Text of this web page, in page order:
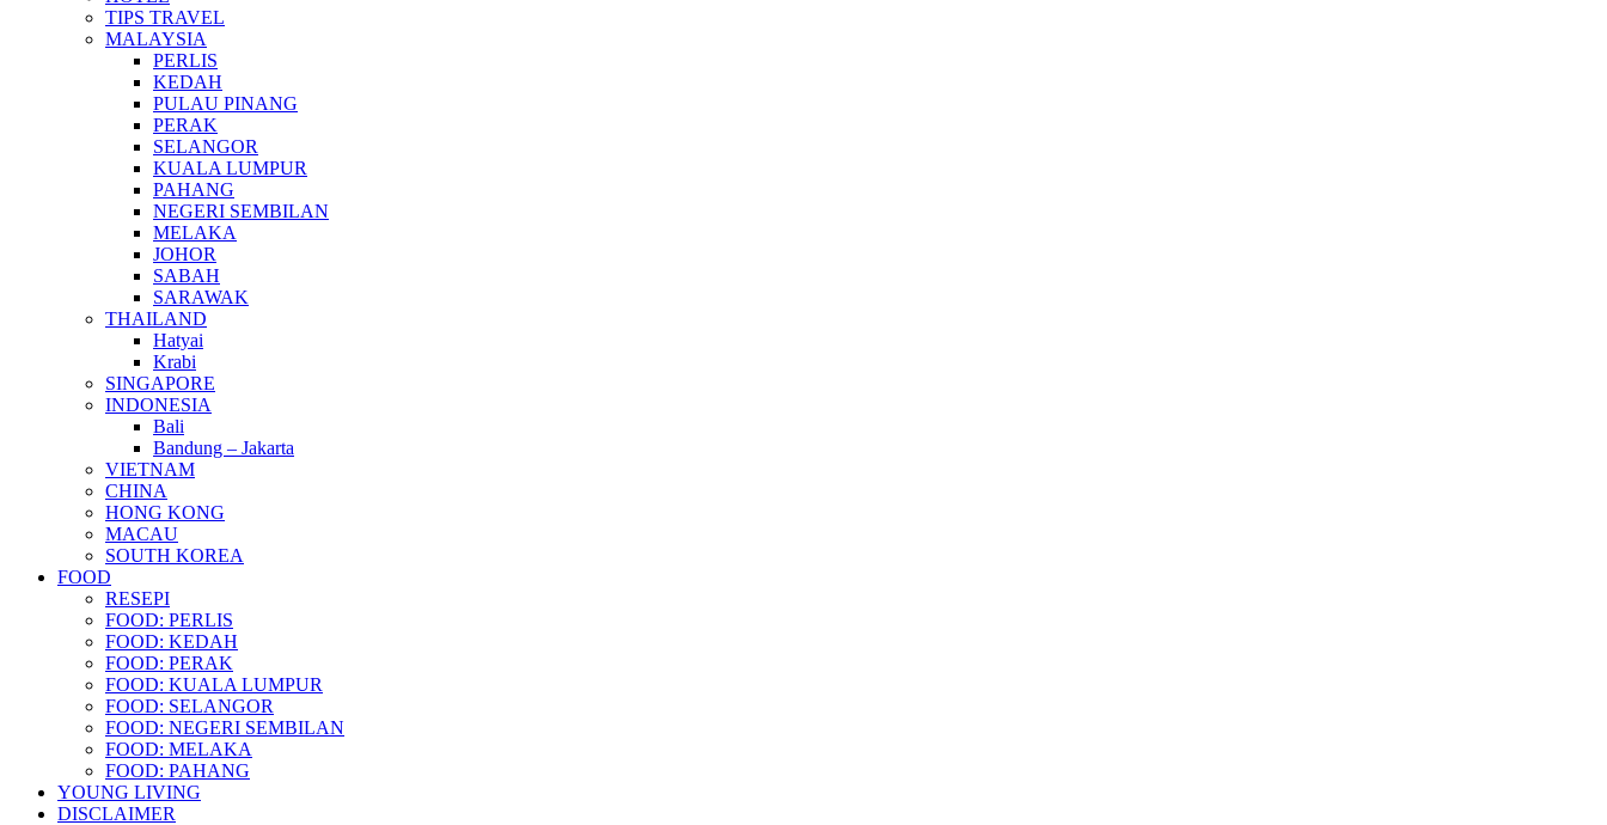
TIPS TRAVEL
MALAYSIA
PERLIS
KEDAH
PULAU PINANG
PERAK
SELANGOR
KUALA LUMPUR
PAHANG
NEGERI SEMBILAN
MELAKA
JOHOR
SABAH
SARAWAK
THAILAND
Hatyai
Krabi
SINGAPORE
INDONESIA
Bali
Bandung – Jakarta
VIETNAM
CHINA
HONG KONG
MACAU
SOUTH KOREA
FOOD
RESEPI
FOOD: PERLIS
FOOD: KEDAH
FOOD: PERAK
FOOD: KUALA LUMPUR
FOOD: SELANGOR
FOOD: NEGERI SEMBILAN
FOOD: MELAKA
FOOD: PAHANG
YOUNG LIVING
DISCLAIMER